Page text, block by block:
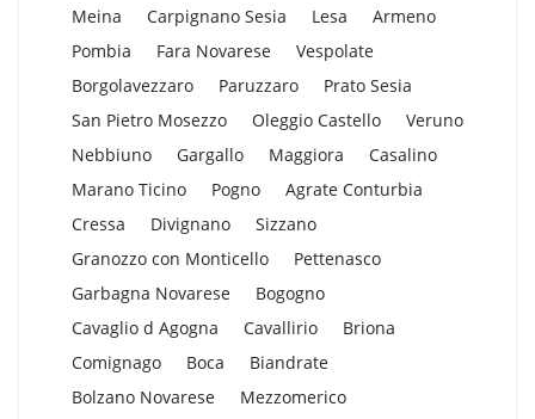
Meina
Carpignano Sesia Lesa
Armeno
Pombia
Fara Novarese
Vespolate
Borgolavezzaro
Paruzzaro
Prato Sesia
San Pietro Mosezzo
Oleggio Castello
Veruno
Nebbiuno
Gargallo Maggiora
Casalino
Marano Ticino
Pogno
Agrate Conturbia
Cressa
Divignano
Sizzano
Granozzo con Monticello
Pettenasco
Garbagna Novarese
Bogogno
Cavaglio d Agogna
Cavallirio
Briona
Comignago
Boca
Biandrate
Bolzano Novarese
Mezzomerico